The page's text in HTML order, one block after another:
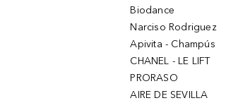
Biodance
Narciso Rodriguez
Apivita - Champús
CHANEL - LE LIFT
PRORASO
AIRE DE SEVILLA